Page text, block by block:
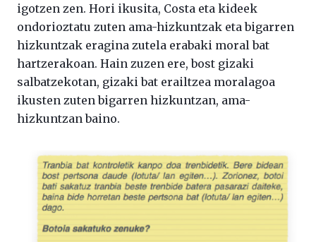
igotzen zen. Hori ikusita, Costa eta kideek
ondorioztatu zuten ama-hizkuntzak eta bigarren
hizkuntzak eragina zutela erabaki moral bat
hartzerakoan. Hain zuzen ere, bost gizaki
salbatzekotan, gizaki bat erailtzea moralagoa
ikusten zuten bigarren hizkuntzan, ama-
hizkuntzan baino.